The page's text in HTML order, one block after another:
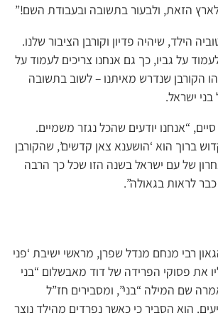
הזאת, ולבעור בתשובה ובעבודת השם!”
הילד, שיהיה פדיון וקורבן הציבור שלנו.
על גביו, כך גם אנחנו צריכים לעמוד על
הקורבן שנדרש מאיתנו – לשוב בתשובה
ישראל.
“אנחנו יודעים שהכל נגזר משמיים.
ברוך הוא ‘הושענא צאן קדשים’, שהקורבן
של עם ישראל בשנה הזו שכל כך הרבה
לראות בגאולה”.
רבי מנחם מנדל שפרן, מראשי ישיבת ‘פני
את פסוקי הפרידה של דוד מאבשלום “בני
שם המילה “בני”, ומסבירים חז”ל
הוא הסביר כי כאשר נפרדים מהילד נוצר